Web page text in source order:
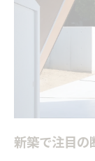
新築で注目の